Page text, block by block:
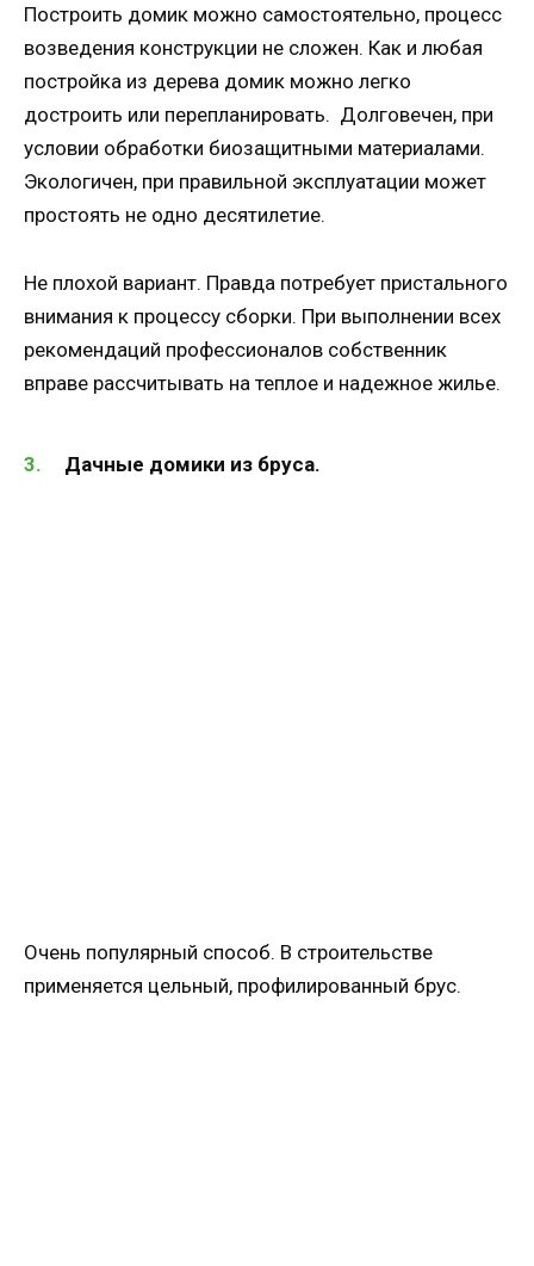
Построить домик можно самостоятельно, процесс
возведения конструкции не сложен. Как и любая
постройка из дерева домик можно легко
достроить или перепланировать. Долговечен, при
условии обработки биозащитными материалами.
Экологичен, при правильной эксплуатации может
простоять не одно десятилетие.
Не плохой вариант. Правда потребует пристального
внимания к процессу сборки. При выполнении всех
рекомендаций профессионалов собственник
вправе рассчитывать на теплое и надежное жилье.
Дачные домики из бруса.
Очень популярный способ. В строительстве
применяется цельный, профилированный брус.